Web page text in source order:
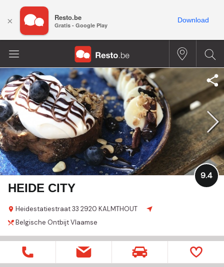
HEIDE CITY
Heidestatiestraat 33 2920 KALMTHOUT
9.4
Belgische OntbijtVlaamse
× Resto.be
Gratis - Google Play
Download